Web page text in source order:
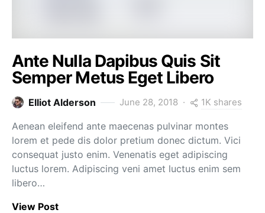
Ante Nulla Dapibus Quis Sit
Semper Metus Eget Libero
Elliot Alderson June 28, 2018 1K shares
Aenean eleifend ante maecenas pulvinar montes
lorem et pede dis dolor pretium donec dictum. Vici
consequat justo enim. Venenatis eget adipiscing
luctus lorem. Adipiscing veni amet luctus enim sem
libero…
View Post